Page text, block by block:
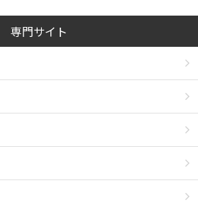
専門サイト